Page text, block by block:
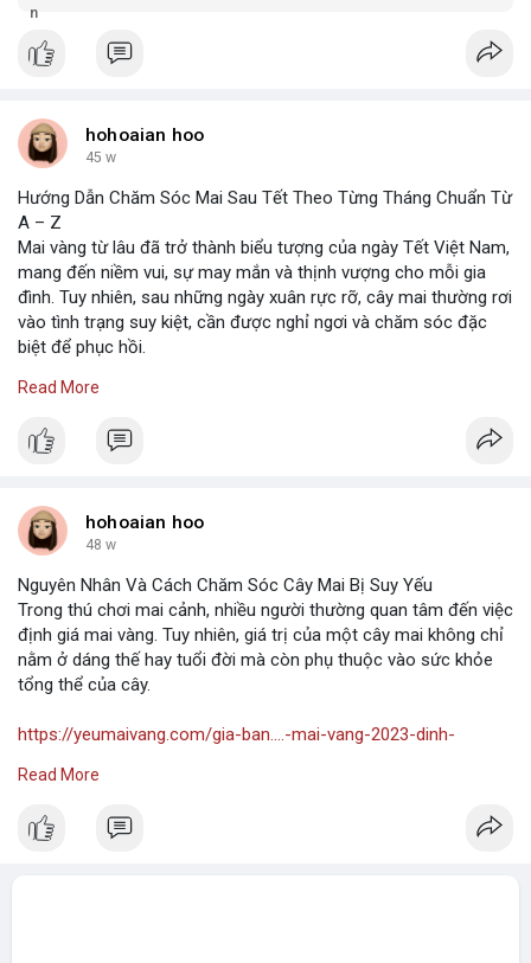
hohoaian hoo
45 w
Hướng Dẫn Chăm Sóc Mai Sau Tết Theo Từng Tháng Chuẩn Từ
A – Z
Mai vàng từ lâu đã trở thành biểu tượng của ngày Tết Việt Nam,
mang đến niềm vui, sự may mắn và thịnh vượng cho mỗi gia
đình. Tuy nhiên, sau những ngày xuân rực rỡ, cây mai thường rơi
vào tình trạng suy kiệt, cần được nghỉ ngơi và chăm sóc đặc
biệt để phục hồi.
https://yeumaivang.com/diem-thu-mua-mai-vang/
https://yeumaivang.com/cach-ch....on-chau-trong-mai-va
Read More
hohoaian hoo
48 w
Nguyên Nhân Và Cách Chăm Sóc Cây Mai Bị Suy Yếu
Trong thú chơi mai cảnh, nhiều người thường quan tâm đến việc
định giá mai vàng. Tuy nhiên, giá trị của một cây mai không chỉ
nằm ở dáng thế hay tuổi đời mà còn phụ thuộc vào sức khỏe
tổng thể của cây.
https://yeumaivang.com/gia-ban....-mai-vang-2023-dinh-
https://yeumaivang.com/mai-nhi-ngoc-toan/
https://yeumaivang.com/phoi-mai-vang-la-gi/
Read More